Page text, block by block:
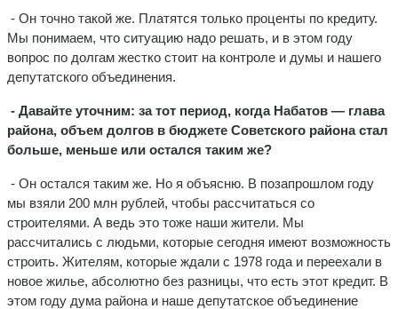
- Он точно такой же. Платятся только проценты по кредиту.
Мы понимаем, что ситуацию надо решать, и в этом году
вопрос по долгам жестко стоит на контроле и думы и нашего
депутатского объединения.
- Давайте уточним: за тот период, когда Набатов — глава
района, объем долгов в бюджете Советского района стал
больше, меньше или остался таким же?
- Он остался таким же. Но я объясню. В позапрошлом году
мы взяли 200 млн рублей, чтобы рассчитаться со
строителями. А ведь это тоже наши жители. Мы
рассчитались с людьми, которые сегодня имеют возможность
строить. Жителям, которые ждали с 1978 года и переехали в
новое жилье, абсолютно без разницы, что есть этот кредит. В
этом году дума района и наше депутатское объединение